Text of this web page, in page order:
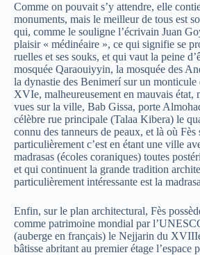
Comme on pouvait s’y attendre, elle
monuments, mais le meilleur de tous est
qui, comme le souligne l’écrivain Juan
plaisir « médinéaire », ce qui signifie se
ruelles et ses souks, et qui vaut la peine
mosquée Qaraouiyyin, la mosquée des
la dynastie des Benimerí sur un monticule
XVIe, malheureusement en mauvais état,
vues sur la ville, Bab Gissa, porte
célèbre rue principale (Talaa Kibera) le
connu des tanneurs de peaux, et là où Fès
particulièrement c’est en étant une ville
madrasas (écoles coraniques) toutes
et qui continuent la grande tradition
particulièrement intéressante est la
Enfin, sur le plan architectural, Fès
comme patrimoine mondial par
(auberge en français) le Nejjarin du
bâtisse abritant au premier étage l’espace